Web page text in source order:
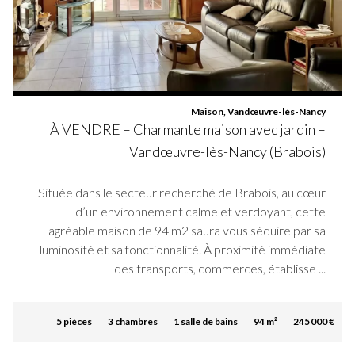
Maison, Vandœuvre-lès-Nancy
À VENDRE – Charmante maison avec jardin –
Vandœuvre-lès-Nancy (Brabois)
Située dans le secteur recherché de Brabois, au cœur
d’un environnement calme et verdoyant, cette
agréable maison de 94 m2 saura vous séduire par sa
luminosité et sa fonctionnalité. À proximité immédiate
des transports, commerces, établisse ...
5 pièces 3 chambres 1 salle de bains 94 m² 245 000 €